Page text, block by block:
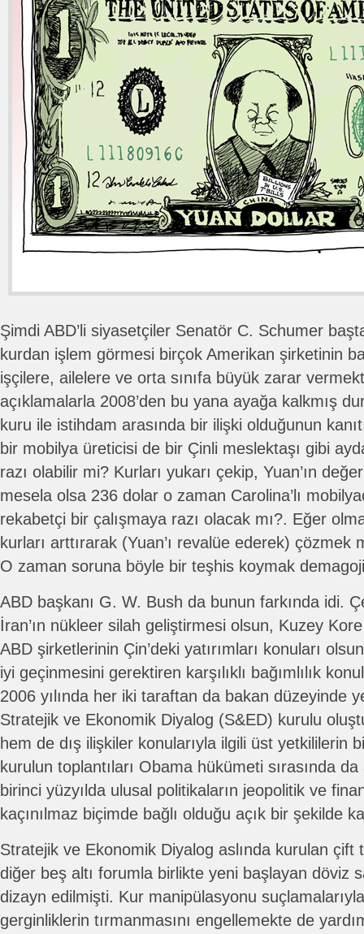
Şimdi ABD’li siyasetçiler Senatör C. Schumer
kurdan işlem görmesi birçok Amerikan şirketinin
işçilere, ailelere ve orta sınıfa büyük zarar
açıklamalarla 2008’den bu yana ayağa kalkmış
kuru ile istihdam arasında bir ilişki olduğunun
bir mobilya üreticisi de bir Çinli meslektaşı gibi
razı olabilir mi? Kurları yukarı çekip, Yuan’ın
mesela olsa 236 dolar o zaman Carolina’lı
rekabetçi bir çalışmaya razı olacak mı?. Eğer
kurları arttırarak (Yuan’ı revalüe ederek)
O zaman soruna böyle bir teşhis koymak
ABD başkanı G. W. Bush da bunun farkında idi.
İran’ın nükleer silah geliştirmesi olsun, Kuzey
ABD şirketlerinin Çin’deki yatırımları konuları
iyi geçinmesini gerektiren karşılıklı bağımlılık
2006 yılında her iki taraftan da bakan düzeyinde
Stratejik ve Ekonomik Diyalog (S&ED) kurulu
hem de dış ilişkiler konularıyla ilgili üst yetkililerin
kurulun toplantıları Obama hükümeti sırasında
birinci yüzyılda ulusal politikaların jeopolitik ve
kaçınılmaz biçimde bağlı olduğu açık bir şekilde
Stratejik ve Ekonomik Diyalog aslında kurulan çift
diğer beş altı forumla birlikte yeni başlayan döviz
dizayn edilmişti. Kur manipülasyonu
gerginliklerin tırmanmasını engellemekte de